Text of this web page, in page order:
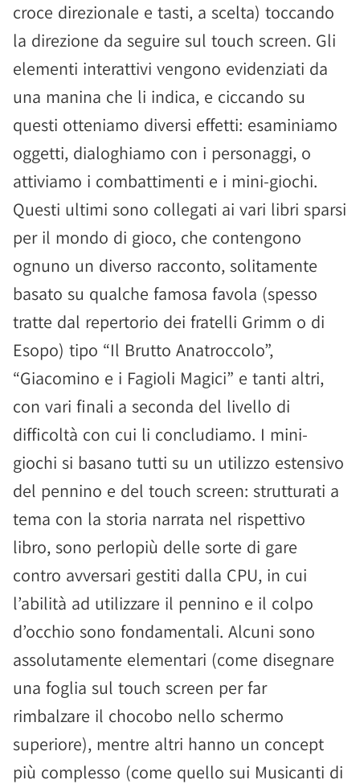
croce direzionale e tasti, a scelta) toccando
la direzione da seguire sul touch screen. Gli
elementi interattivi vengono evidenziati da
una manina che li indica, e ciccando su
questi otteniamo diversi effetti: esaminiamo
oggetti, dialoghiamo con i personaggi, o
attiviamo i combattimenti e i mini-giochi.
Questi ultimi sono collegati ai vari libri sparsi
per il mondo di gioco, che contengono
ognuno un diverso racconto, solitamente
basato su qualche famosa favola (spesso
tratte dal repertorio dei fratelli Grimm o di
Esopo) tipo “Il Brutto Anatroccolo”,
“Giacomino e i Fagioli Magici” e tanti altri,
con vari finali a seconda del livello di
difficoltà con cui li concludiamo. I mini-
giochi si basano tutti su un utilizzo estensivo
del pennino e del touch screen: strutturati a
tema con la storia narrata nel rispettivo
libro, sono perlopiù delle sorte di gare
contro avversari gestiti dalla CPU, in cui
l’abilità ad utilizzare il pennino e il colpo
d’occhio sono fondamentali. Alcuni sono
assolutamente elementari (come disegnare
una foglia sul touch screen per far
rimbalzare il chocobo nello schermo
superiore), mentre altri hanno un concept
più complesso (come quello sui Musicanti di